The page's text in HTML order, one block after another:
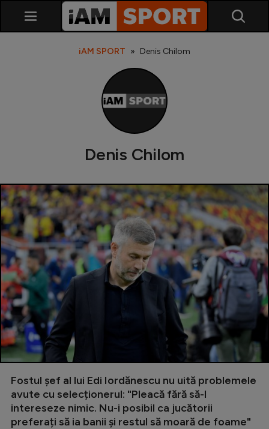
SuperLiga
Cupa României
Echipa Națională
U21
Fotbal feminin
Inedit
Clasamente
Champions League
iAM SPORT Denis Chilom
Denis Chilom
Fostul șef al lui Edi Iordănescu nu uită problemele
avute cu selecționerul: "Pleacă fără să-l
intereseze nimic. Nu-i posibil ca jucătorii
preferați să ia banii și restul să moară de foame"